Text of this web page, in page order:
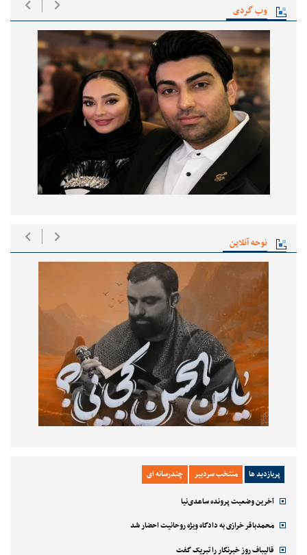
وب گردی
نوحه آنلاین
پربازدید ها منتخب سردبیر چندرسانه ای
آخرین وضعیت پرونده ساعدی‌نیا
محمدباقر خرازی به دادگاه ویژه روحانیت احضار شد
قالیباف روز خبرنگار را تبریک گفت